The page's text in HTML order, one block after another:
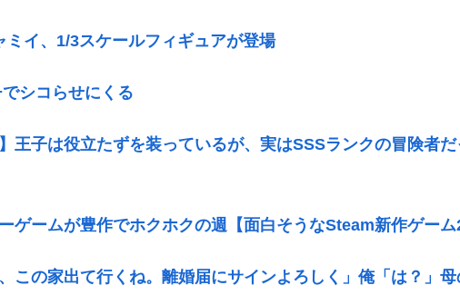
ミイ、1/3スケールフィギュアが登場
シコらせにくる
】王子は役立たずを装っているが、実はSSSランクの冒険者
ゲームが豊作でホクホクの週【面白そうなSteam新作ゲーム
この家出て行くね。離婚届にサインよろしく」俺「は？」